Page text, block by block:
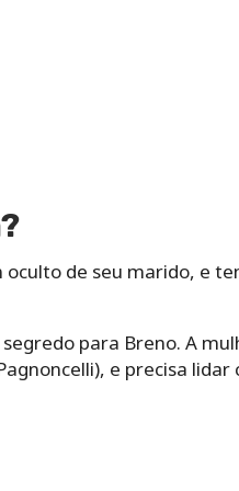
de seu marido, e
para Breno. A
e precisa